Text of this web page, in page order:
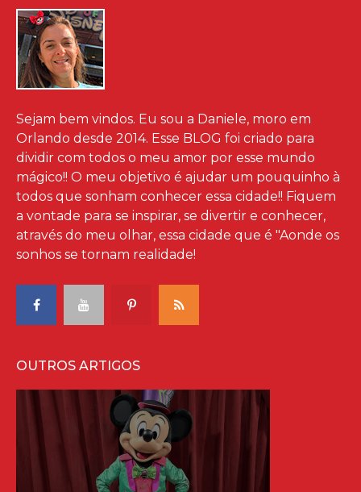
Sejam bem vindos. Eu sou a Daniele, moro em
Orlando desde 2014. Esse BLOG foi criado para
dividir com todos o meu amor por esse mundo
mágico!! O meu objetivo é ajudar um pouquinho à
todos que sonham conhecer essa cidade!! Fiquem
a vontade para se inspirar, se divertir e conhecer,
através do meu olhar, essa cidade que é "Aonde os
sonhos se tornam realidade!
OUTROS ARTIGOS